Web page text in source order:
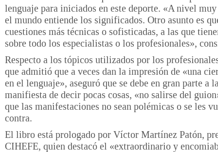
lenguaje para iniciados en este deporte. «A nivel
el mundo entiende los significados. Otro asunto es
cuestiones más técnicas o sofisticadas, a las que
sobre todo los especialistas o los profesionales»,
Respecto a los tópicos utilizados por los
que admitió que a veces dan la impresión de «una
en el lenguaje», aseguró que se debe en gran parte a
manifiesta de decir pocas cosas, «no salirse del
que las manifestaciones no sean polémicas o se les
contra.
El libro está prologado por Víctor Martínez Patón,
CIHEFE, quien destacó el «extraordinario y